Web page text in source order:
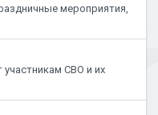
мероприятия,
СВО и их